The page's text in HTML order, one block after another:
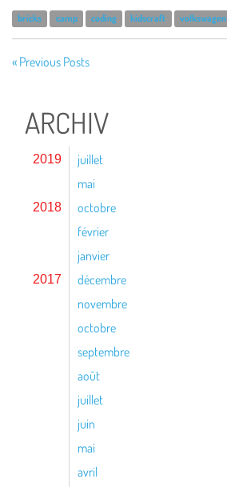
bricks camp coding kidscraft volkswagen
« Previous Posts
ARCHIV
2019
juillet
mai
2018
octobre
février
janvier
2017
décembre
novembre
octobre
septembre
août
juillet
juin
mai
avril